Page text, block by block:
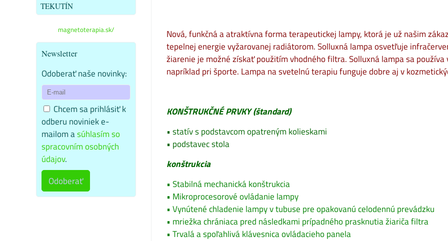
Nová, funkčná a atraktívna forma terapeutickej lampy, ktorá je už našim
tepelnej energie vyžarovanej radiátorom. Solluxná lampa osvetľuje
žiarenie je možné získať použitím vhodného filtra. Solluxná lampa sa
napríklad pri športe. Lampa na svetelnú terapiu funguje dobre aj v
KONŠTRUKČNÉ PRVKY (štandard)
• statív s podstavcom opatreným kolieskami
• podstavec stola
konštrukcia
• Stabilná mechanická konštrukcia
• Mikroprocesorové ovládanie lampy
• Vynútené chladenie lampy v tubuse pre opakovanú celodennú prevádzku
• mriežka chrániaca pred následkami prípadného prasknutia žiariča filtra
• Trvalá a spoľahlivá klávesnica ovládacieho panela
TEKUTÍN
magnetoterapia.sk/
Newsletter
Odoberať naše novinky:
Chcem sa prihlásiť k
odberu noviniek e-
mailom asúhlasím so
spracovním osobných
údajov.
Odoberať